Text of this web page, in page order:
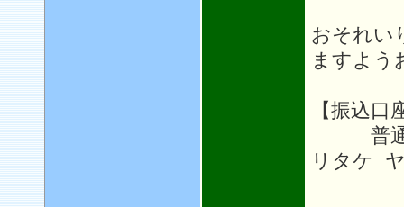
おそれい
ますよう
【振込
普通
リタケ